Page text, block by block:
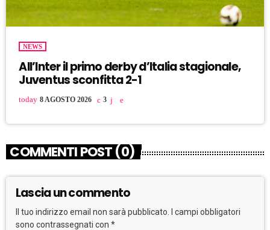
NEWS
All’Inter il primo derby d’Italia stagionale,
Juventus sconfitta 2-1
today 8 AGOSTO 2026 3
COMMENTI POST (0)
Lascia un commento
Il tuo indirizzo email non sarà pubblicato. I campi obbligatori
sono contrassegnati con *